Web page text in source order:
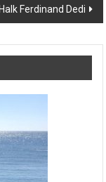
Ferdinand Dedi